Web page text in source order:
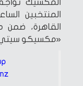
المكسيك
«مكسيكو